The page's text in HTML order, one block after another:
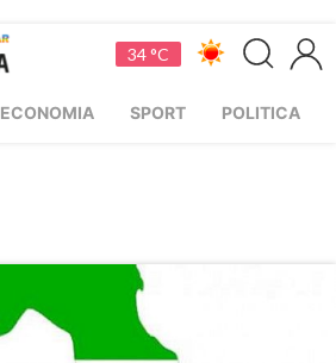
34 °C
ECONOMIA SPORT POLITICA